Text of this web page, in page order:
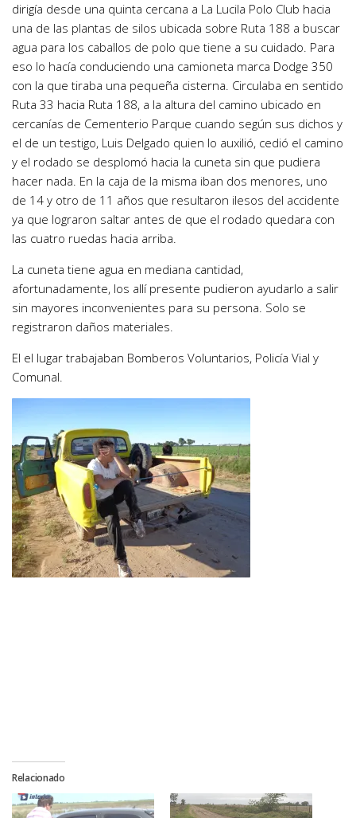
dirigía desde una quinta cercana a La Lucila Polo Club hacia
una de las plantas de silos ubicada sobre Ruta 188 a buscar
agua para los caballos de polo que tiene a su cuidado. Para
eso lo hacía conduciendo una camioneta marca Dodge 350
con la que tiraba una pequeña cisterna. Circulaba en sentido
Ruta 33 hacia Ruta 188, a la altura del camino ubicado en
cercanías de Cementerio Parque cuando según sus dichos y
el de un testigo, Luis Delgado quien lo auxilió, cedió el camino
y el rodado se desplomó hacia la cuneta sin que pudiera
hacer nada. En la caja de la misma iban dos menores, uno
de 14 y otro de 11 años que resultaron ilesos del accidente
ya que lograron saltar antes de que el rodado quedara con
las cuatro ruedas hacia arriba.
La cuneta tiene agua en mediana cantidad,
afortunadamente, los allí presente pudieron ayudarlo a salir
sin mayores inconvenientes para su persona. Solo se
registraron daños materiales.
El el lugar trabajaban Bomberos Voluntarios, Policía Vial y
Comunal.
Relacionado